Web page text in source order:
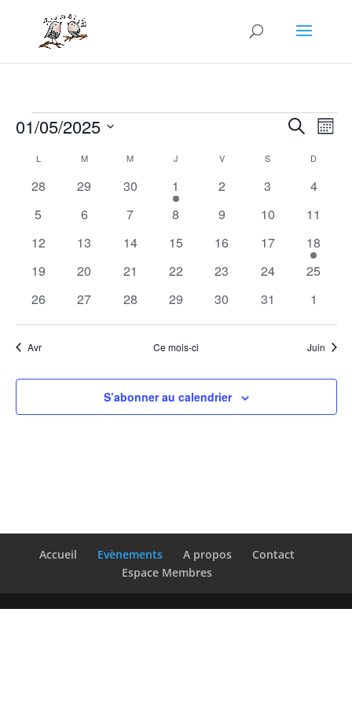
Évènements
vues
Recherche
de
Mois
01/05/2025
date.
Calendrier
de
L MMARDI M MERCREDI
J VVENDREDIS D
0
28
0
29
0
évènements
30
1
évènement
1
0
2
0
3
0
4
0
5
0
6
0
7
0
8
0
9
0
10
0
11
0
12
0
13
0
14
0
15
0
16
0
évènements
17
1
18
0
19
0
20
0
21
0
22
0
23
0
24
0
25
0
26
0
27
0
28
0
29
0
30
0
31
0
1
Avr Ce mois-ci Juin
S’abonner au calendrier
Accueil Evènements A propos
Contact
Espace Membres